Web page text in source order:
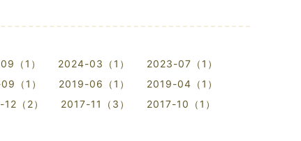
（1） 2024-03（1）
2023-07（1）
（1） 2019-06（1）
2019-04（1）
（2） 2017-11（3） 2017-10（1）